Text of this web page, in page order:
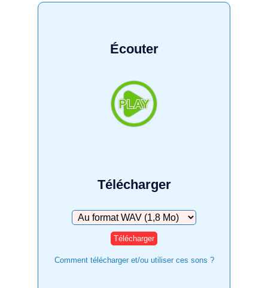
Écouter
Télécharger
Télécharger
Comment télécharger et/ou utiliser ces sons ?